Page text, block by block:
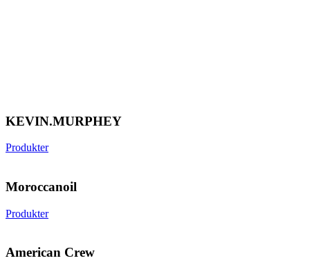
KEVIN.MURPHEY
Produkter
Moroccanoil
Produkter
American Crew